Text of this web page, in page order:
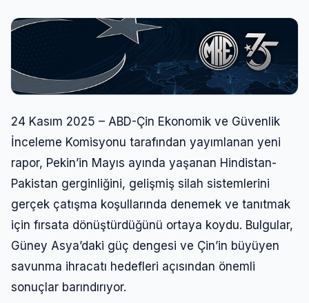
24 Kasım 2025 – ABD-Çin Ekonomik ve Güvenlik
İnceleme Komisyonu tarafından yayımlanan yeni
rapor, Pekin’in Mayıs ayında yaşanan Hindistan-
Pakistan gerginliğini, gelişmiş silah sistemlerini
gerçek çatışma koşullarında denemek ve tanıtmak
için fırsata dönüştürdüğünü ortaya koydu. Bulgular,
Güney Asya’daki güç dengesi ve Çin’in büyüyen
savunma ihracatı hedefleri açısından önemli
sonuçlar barındırıyor.